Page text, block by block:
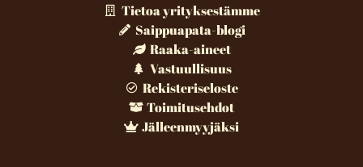
Tietoa yrityksestämme
Saippuapata-blogi
Raaka-aineet
Vastuullisuus
Rekisteriseloste
Toimitusehdot
Jälleenmyyjäksi